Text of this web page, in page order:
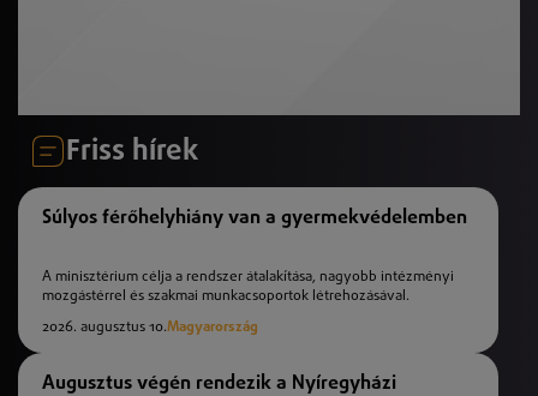
Friss hírek
Súlyos férőhelyhiány van a gyermekvédelemben
A minisztérium célja a rendszer átalakítása, nagyobb intézményi
mozgástérrel és szakmai munkacsoportok létrehozásával.
2026. augusztus 10.Magyarország
Augusztus végén rendezik a Nyíregyházi